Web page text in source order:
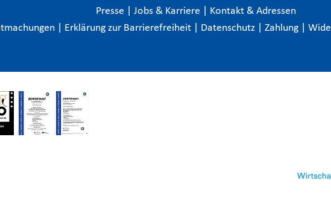
Presse Jobs & Karriere
Kontakt & Adressen
Erklärung zur Barrierefreiheit Datenschutz Zahlung